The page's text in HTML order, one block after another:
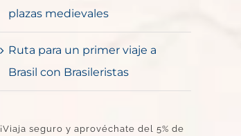
plazas medievales
Ruta para un primer viaje a
Brasil con Brasileristas
¡Viaja seguro y aprovéchate del 5% de